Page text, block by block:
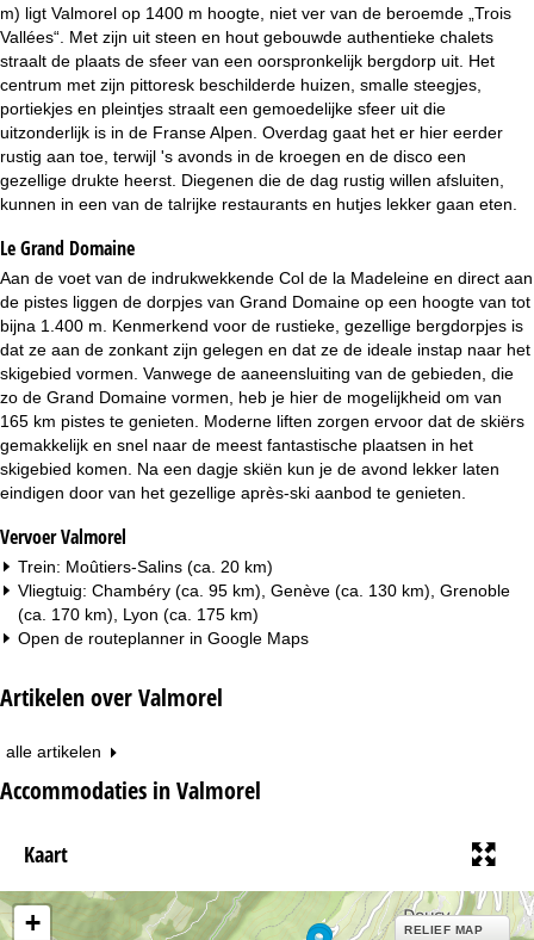
a
m) ligt Valmorel op 1400 m hoogte, niet ver van de beroemde „Trois
Vallées“. Met zijn uit steen en hout gebouwde authentieke chalets
straalt de plaats de sfeer van een oorspronkelijk bergdorp uit. Het
centrum met zijn pittoresk beschilderde huizen, smalle steegjes,
portiekjes en pleintjes straalt een gemoedelijke sfeer uit die
uitzonderlijk is in de Franse Alpen. Overdag gaat het er hier eerder
rustig aan toe, terwijl 's avonds in de kroegen en de disco een
gezellige drukte heerst. Diegenen die de dag rustig willen afsluiten,
kunnen in een van de talrijke restaurants en hutjes lekker gaan eten.
Le Grand Domaine
Aan de voet van de indrukwekkende Col de la Madeleine en direct aan
de pistes liggen de dorpjes van Grand Domaine op een hoogte van tot
bijna 1.400 m. Kenmerkend voor de rustieke, gezellige bergdorpjes is
dat ze aan de zonkant zijn gelegen en dat ze de ideale instap naar het
skigebied vormen. Vanwege de aaneensluiting van de gebieden, die
zo de Grand Domaine vormen, heb je hier de mogelijkheid om van
165 km pistes te genieten. Moderne liften zorgen ervoor dat de skiërs
gemakkelijk en snel naar de meest fantastische plaatsen in het
skigebied komen. Na een dagje skiën kun je de avond lekker laten
eindigen door van het gezellige après-ski aanbod te genieten.
Vervoer Valmorel
Trein: Moûtiers-Salins (ca. 20 km)
Vliegtuig: Chambéry (ca. 95 km), Genève (ca. 130 km), Grenoble
(ca. 170 km), Lyon (ca. 175 km)
Open de routeplanner in Google Maps
Artikelen over Valmorel
alle artikelen
Accommodaties in Valmorel
Kaart
+ RELIEF MAP